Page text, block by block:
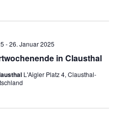
in Clausthal
-26. Januar 2025
L'Aigler Platz 4, Clausthal-